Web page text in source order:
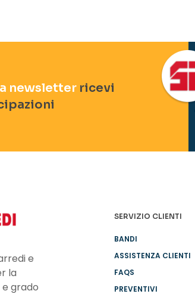
newsletterricevi
e
la
e grado
SERVIZIO CLIENTI
BANDI
ASSISTENZA CLIENTI
FAQS
PREVENTIVI